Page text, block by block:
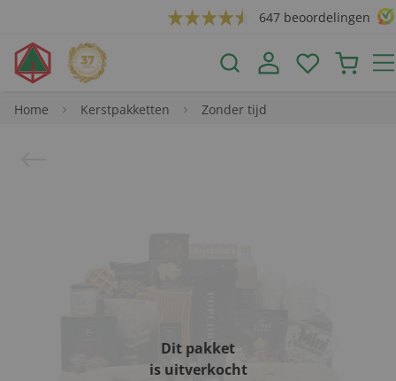
647 beoordelingen
Home Kerstpakketten Zonder tijd
Dit pakket
is uitverkocht